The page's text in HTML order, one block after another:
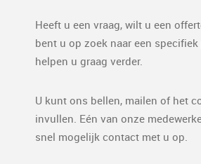
Heeft u een vraag, wilt u een
bent u op zoek naar een
helpen u graag verder.
U kunt ons bellen, mailen of het
invullen. Eén van onze
snel mogelijk contact met u op.